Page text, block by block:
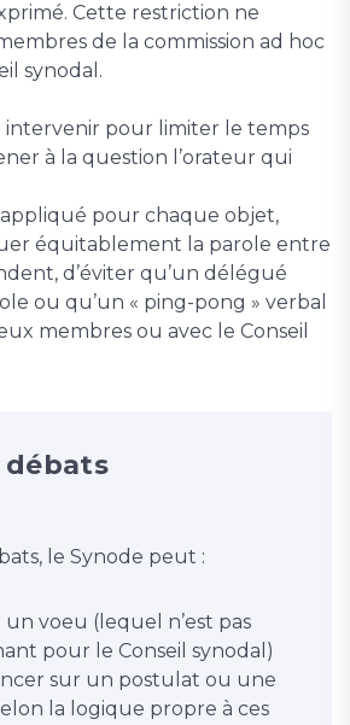
Cette restriction ne
de la commission ad hoc
synodal.
intervenir pour limiter le temps
à la question l’orateur qui
appliqué pour chaque objet,
équitablement la parole entre
d’éviter qu’un délégué
ou qu’un « ping-pong » verbal
membres ou avec le Conseil
débats
le Synode peut :
voeu (lequel n’est pas
pour le Conseil synodal)
sur un postulat ou une
la logique propre à ces